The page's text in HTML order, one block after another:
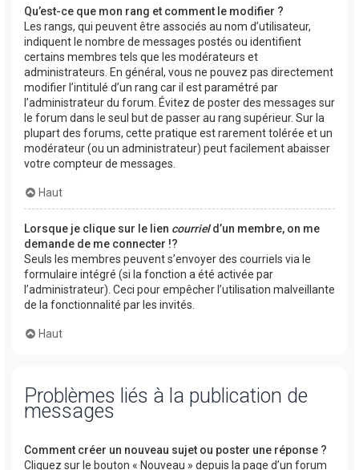
Qu’est-ce que mon rang et comment le modifier ?
Les rangs, qui peuvent être associés au nom d’utilisateur,
indiquent le nombre de messages postés ou identifient
certains membres tels que les modérateurs et
administrateurs. En général, vous ne pouvez pas directement
modifier l’intitulé d’un rang car il est paramétré par
l’administrateur du forum. Évitez de poster des messages sur
le forum dans le seul but de passer au rang supérieur. Sur la
plupart des forums, cette pratique est rarement tolérée et un
modérateur (ou un administrateur) peut facilement abaisser
votre compteur de messages.
Haut
Lorsque je clique sur le lien courrield’un membre, on me
demande de me connecter !?
Seuls les membres peuvent s’envoyer des courriels via le
formulaire intégré (si la fonction a été activée par
l’administrateur). Ceci pour empêcher l’utilisation malveillante
de la fonctionnalité par les invités.
Haut
Problèmes liés à la publication de
messages
Comment créer un nouveau sujet ou poster une réponse ?
Cliquez sur le bouton « Nouveau » depuis la page d’un forum